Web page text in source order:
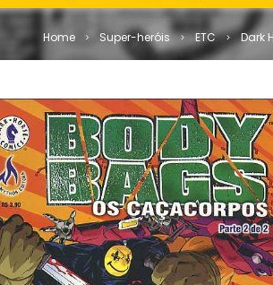
Super-heróis ETC Dark